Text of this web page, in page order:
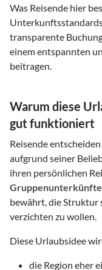
Was Reisende hier
transparente
einem entspannten
beitragen.
Warum diese
gut funktioniert
Reisende
aufgrund seiner
ihren persönlichen
Gruppenunterkünfte
bewährt, die Struktur
verzichten zu wollen.
Diese Urlaubsidee
die Region eher